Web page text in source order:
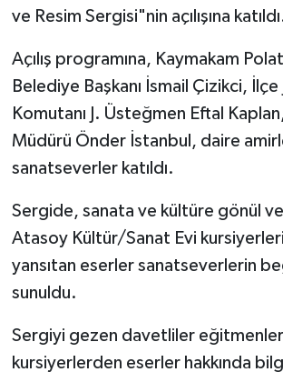
ve Resim Sergisi"nin açılışına
Açılış programına, Kaymakam
Belediye Başkanı İsmail Çizikci, İlçe
Komutanı J. Üsteğmen Eftal
Müdürü Önder İstanbul, daire
sanatseverler katıldı.
Sergide, sanata ve kültüre gönül
Atasoy Kültür/Sanat Evi
yansıtan eserler sanatseverlerin
sunuldu.
Sergiyi gezen davetliler
kursiyerlerden eserler hakkında